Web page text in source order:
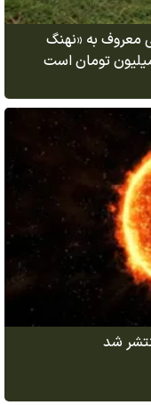
خروس ۹۳ سانتی معروف به «نهنگ
شد